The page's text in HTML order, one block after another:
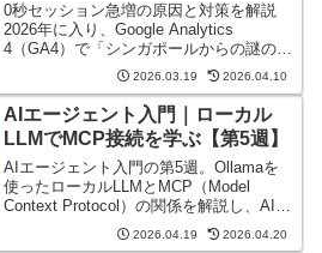
0秒セッション急増の原因と対策を解説
2026年に入り、Google Analytics
4（GA4）で「シンガポールからの謎のア
クセス」が急増しているという報告が増
えています。特に多くのサイトで共通し
ているのが、以下のような不自然なデー
タで...
2026.03.19 2026.04.10
AIエージェント入門｜ローカル
LLMでMCP接続を学ぶ【第5週】
AIエージェント入門の第5週。Ollamaを
使ったローカルLLMとMCP（Model
Context Protocol）の関係を解説し、AIエ
ージェントが外部ツールやデータと連携
する仕組みの基本を理解します。
2026.04.19 2026.04.20